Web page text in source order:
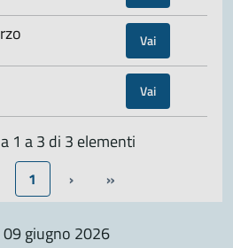
Vai
Vai
1 a 3 di 3 elementi
1 › »
09 giugno 2026